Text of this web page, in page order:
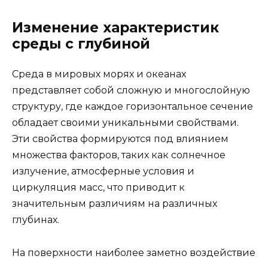
Изменение характеристик
среды с глубиной
Среда в мировых морях и океанах
представляет собой сложную и многослойную
структуру, где каждое горизонтальное сечение
обладает своими уникальными свойствами.
Эти свойства формируются под влиянием
множества факторов, таких как солнечное
излучение, атмосферные условия и
циркуляция масс, что приводит к
значительным различиям на различных
глубинах.
На поверхности наиболее заметно воздействие